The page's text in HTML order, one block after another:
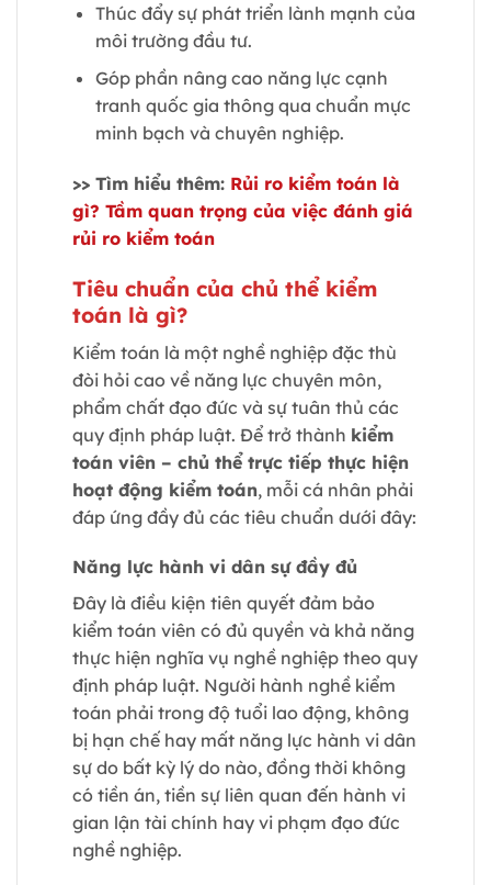
Thúc đẩy sự phát triển lành mạnh của
môi trường đầu tư.
Góp phần nâng cao năng lực cạnh
tranh quốc gia thông qua chuẩn mực
minh bạch và chuyên nghiệp.
>> Tìm hiểu thêm: Rủi ro kiểm toán là
gì? Tầm quan trọng của việc đánh giá
rủi ro kiểm toán
Tiêu chuẩn của chủ thể kiểm
toán là gì?
Kiểm toán là một nghề nghiệp đặc thù
đòi hỏi cao về năng lực chuyên môn,
phẩm chất đạo đức và sự tuân thủ các
quy định pháp luật. Để trở thành kiểm
toán viên – chủ thể trực tiếp thực hiện
hoạt động kiểm toán, mỗi cá nhân phải
đáp ứng đầy đủ các tiêu chuẩn dưới đây:
Năng lực hành vi dân sự đầy đủ
Đây là điều kiện tiên quyết đảm bảo
kiểm toán viên có đủ quyền và khả năng
thực hiện nghĩa vụ nghề nghiệp theo quy
định pháp luật. Người hành nghề kiểm
toán phải trong độ tuổi lao động, không
bị hạn chế hay mất năng lực hành vi dân
sự do bất kỳ lý do nào, đồng thời không
có tiền án, tiền sự liên quan đến hành vi
gian lận tài chính hay vi phạm đạo đức
nghề nghiệp.